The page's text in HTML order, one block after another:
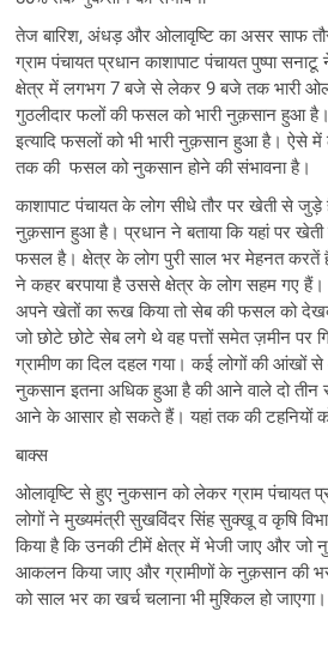
तेज बारिश, अंधड़ और ओलावृष्टि का असर साफ
ग्राम पंचायत प्रधान काशापाट पंचायत पुष्पा सनाटू
क्षेत्र में लगभग 7 बजे से लेकर 9 बजे तक भारी
गुठलीदार फलों की फसल को भारी नुक़सान हुआ
इत्यादि फसलों को भी भारी नुक़सान हुआ है। ऐसे
तक की फसल को नुकसान होने की संभावना है।
काशापाट पंचायत के लोग सीधे तौर पर खेती से जुड़े
नुक़सान हुआ है। प्रधान ने बताया कि यहां पर खेती
फसल है। क्षेत्र के लोग पुरी साल भर मेहनत करतें
ने कहर बरपाया है उससे क्षेत्र के लोग सहम गए
अपने खेतों का रूख किया तो सेब की फसल को
जो छोटे छोटे सेब लगे थे वह पत्तों समेत ज़मीन
ग्रामीण का दिल दहल गया। कई लोगों की
नुकसान इतना अधिक हुआ है की आने वाले दो तीन
आने के आसार हो सकते हैं। यहां तक की टहनियों
बाक्स
ओलावृष्टि से हुए नुकसान को लेकर ग्राम पंचायत
लोगों ने मुख्यमंत्री सुखविंदर सिंह सुक्खू व कृषि
किया है कि उनकी टीमें क्षेत्र में भेजी जाए और
आकलन किया जाए और ग्रामीणों के नुक़सान की
को साल भर का खर्च चलाना भी मुश्किल हो जाएगा।